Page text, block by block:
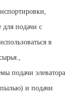
для подачи с
в
,
подачи элеватора
и подачи